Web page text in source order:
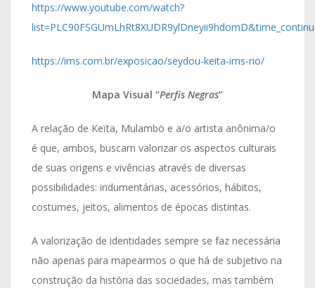
https://www.youtube.com/watch?
https://ims.com.br/exposicao/seydou-keita-ims-rio/
Mapa Visual “Perfis Negras”
A relação de Keïta, Mulambö e a/o artista anônima/o
é que, ambos, buscam valorizar os aspectos culturais
de suas origens e vivências através de diversas
possibilidades: indumentárias, acessórios, hábitos,
costumes, jeitos, alimentos de épocas distintas.
A valorização de identidades sempre se faz necessária
não apenas para mapearmos o que há de subjetivo na
construção da história das sociedades, mas também